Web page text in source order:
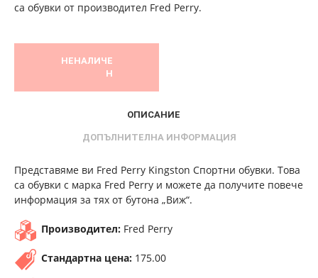
са обувки от производител Fred Perry.
НЕНАЛИЧЕ
Н
ОПИСАНИЕ
ДОПЪЛНИТЕЛНА ИНФОРМАЦИЯ
Представяме ви Fred Perry Kingston Спортни обувки. Това
са обувки с марка Fred Perry и можете да получите повече
информация за тях от бутона „Виж“.
Производител: Fred Perry
Стандартна цена: 175.00